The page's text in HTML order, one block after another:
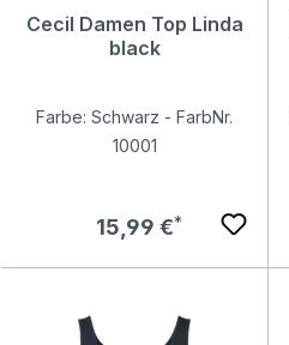
Cecil Damen Top Linda
black
Farbe: Schwarz - FarbNr.
10001
Regulärer Preis:
15,99 €